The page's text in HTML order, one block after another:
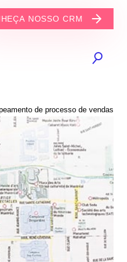
NOSSO CRM
de processo de vendas